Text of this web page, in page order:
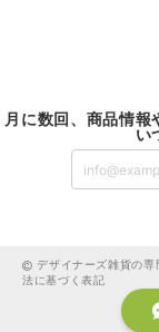
月に数回、商品情報
い
デザイナーズ雑貨の
法に基づく表記